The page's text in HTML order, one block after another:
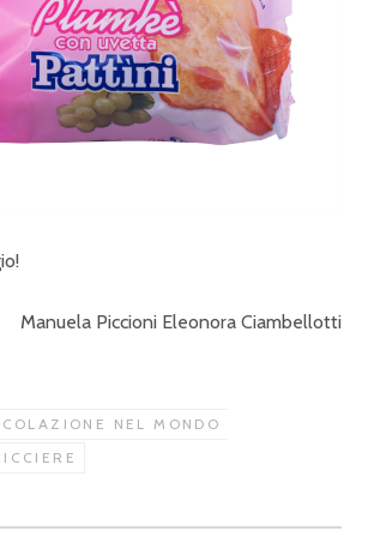
Manuela Piccioni Eleonora Ciambellotti
COLAZIONE NEL MONDO